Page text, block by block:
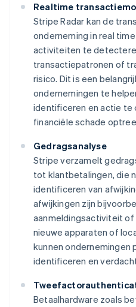
Realtime
Stripe Radar kan de
onderneming in real
activiteiten te
transactiepatronen of
risico. Dit is een
ondernemingen te
identificeren en actie te
financiële schade
Gedragsanalyse
Stripe verzamelt
tot klantbetalingen, die
identificeren van
afwijkingen zijn
aanmeldingsactiviteit
nieuwe apparaten of
kunnen
identificeren en
Betaalhardware zoals